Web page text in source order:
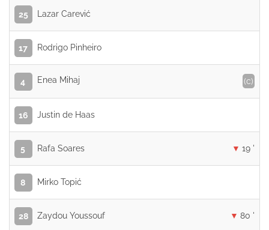
25 Lazar Carević
17 Rodrigo Pinheiro
4 Enea Mihaj (c)
16 Justin de Haas
5 Rafa Soares 19 '
8 Mirko Topić
28 Zaydou Youssouf 80 '